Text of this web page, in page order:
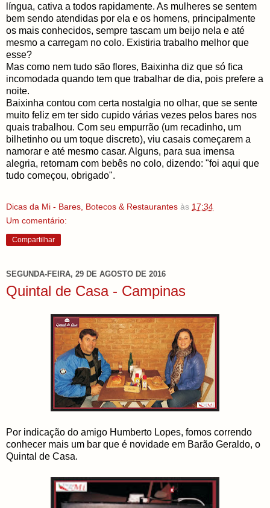
língua, cativa a todos rapidamente. As mulheres se sentem
bem sendo atendidas por ela e os homens, principalmente
os mais conhecidos, sempre tascam um beijo nela e até
mesmo a carregam no colo. Existiria trabalho melhor que
esse?
Mas como nem tudo são flores, Baixinha diz que só fica
incomodada quando tem que trabalhar de dia, pois prefere a
noite.
Baixinha contou com certa nostalgia no olhar, que se sente
muito feliz em ter sido cupido várias vezes pelos bares nos
quais trabalhou. Com seu empurrão (um recadinho, um
bilhetinho ou um toque discreto), viu casais começarem a
namorar e até mesmo casar. Alguns, para sua imensa
alegria, retornam com bebês no colo, dizendo: "foi aqui que
tudo começou, obrigado".
Dicas da Mi - Bares, Botecos & Restaurantes às 17:34
Um comentário:
Compartilhar
SEGUNDA-FEIRA, 29 DE AGOSTO DE 2016
Quintal de Casa - Campinas
Por indicação do amigo Humberto Lopes, fomos correndo
conhecer mais um bar que é novidade em Barão Geraldo, o
Quintal de Casa.